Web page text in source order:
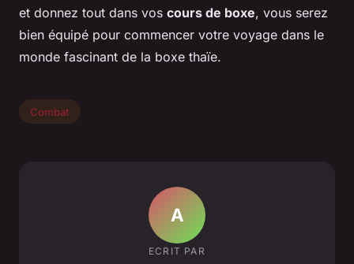
et donnez tout dans vos cours de boxe, vous serez
bien équipé pour commencer votre voyage dans le
monde fascinant de la boxe thaïe.
Combat
A
ECRIT PAR